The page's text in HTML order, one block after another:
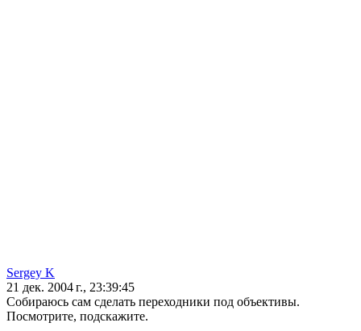
Sergey K
21 дек. 2004 г., 23:39:45
Собираюсь сам сделать переходники под объективы.
Посмотрите, подскажите.